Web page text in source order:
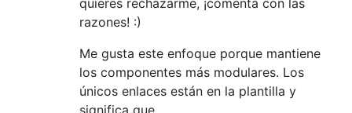
razones! :)
Me gusta este enfoque porque mantiene
los componentes más modulares. Los
únicos enlaces están en la plantilla y
significa que